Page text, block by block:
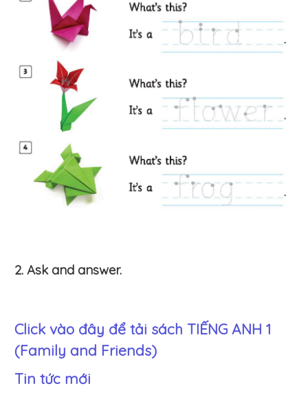
2. Ask and answer.
Click vào đây để tải sách TIẾNG ANH 1
(Family and Friends)
Tin tức mới